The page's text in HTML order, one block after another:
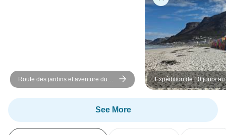
Route des jardins et aventure du
groupe Addo - 6 jours
Expédition de 10 jours
la Route des jardins et à
See More